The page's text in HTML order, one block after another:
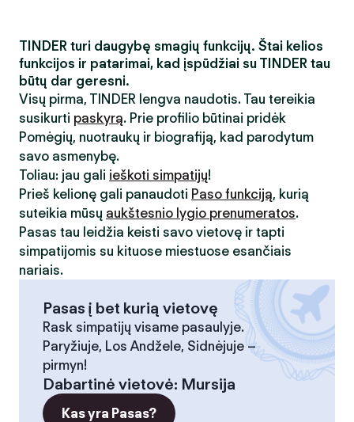
TINDER turi daugybę smagių funkcijų. Štai kelios
funkcijos ir patarimai, kad įspūdžiai su TINDER tau
būtų dar geresni.
Visų pirma, TINDER lengva naudotis. Tau tereikia
susikurti paskyrą. Prie profilio būtinai pridėk
Pomėgių, nuotraukų ir biografiją, kad parodytum
savo asmenybę.
Toliau: jau gali ieškoti simpatijų!
Prieš kelionę gali panaudoti Paso funkciją, kurią
suteikia mūsų aukštesnio lygio prenumeratos.
Pasas tau leidžia keisti savo vietovę ir tapti
simpatijomis su kituose miestuose esančiais
nariais.
Pasas į bet kurią vietovę
Rask simpatijų visame pasaulyje.
Paryžiuje, Los Andžele, Sidnėjuje –
pirmyn!
Dabartinė vietovė: Mursija
Kas yra Pasas?